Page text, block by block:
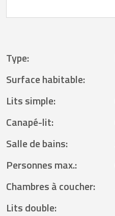
Type:
Surface habitable:
Lits simple:
Canapé-lit:
Salle de bains:
Personnes max.:
Chambres à coucher:
Lits double: